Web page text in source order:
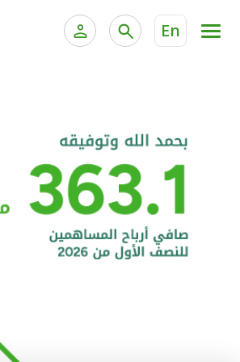
En
الخدمات المصرفية الإلكترونية للشركات
خدمة "بيتك" للتداول الإلكتروني
الحسابات المصرفية
البطاقات
"برامج العملاء"